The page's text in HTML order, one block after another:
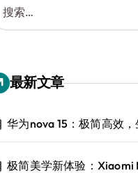
最新文章
华为nova 15：极简高效
极简美学新体验：Xiaomi